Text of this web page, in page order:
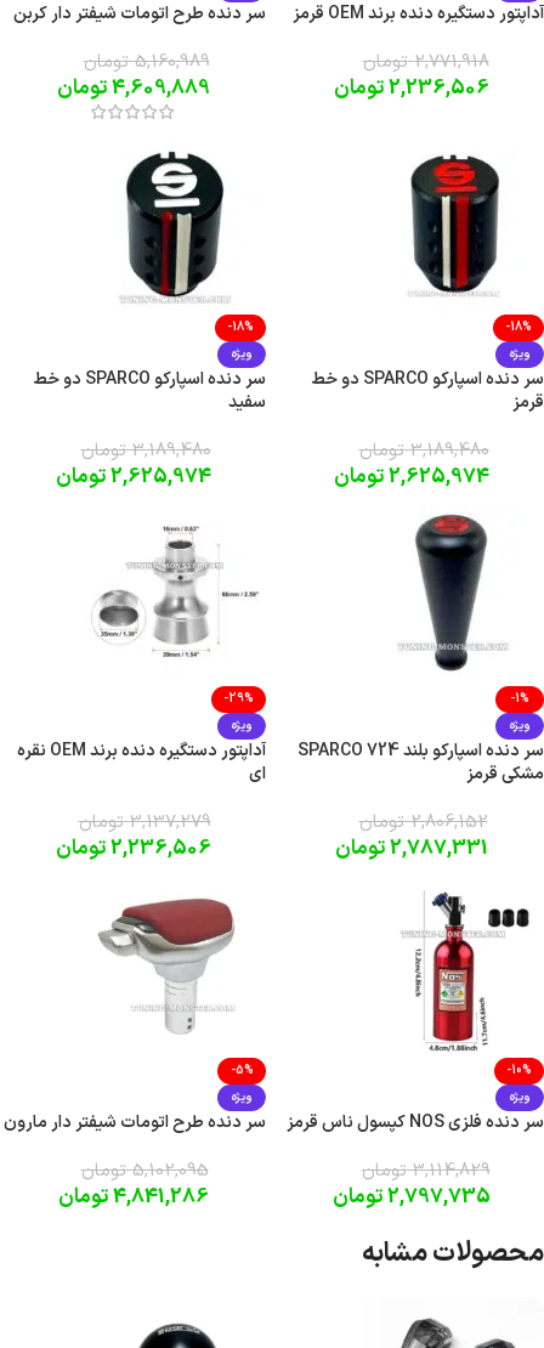
آداپتور دستگیره دنده برند OEM قرمز
2,771,918 تومان
2,236,506تومان
سر دنده طرح اتومات شیفتر دار کربن
5,160,989 تومان
4,609,889تومان
-18%
ویژه
سر دنده اسپارکو SPARCO دو خط
قرمز
3,189,480 تومان
2,625,974تومان
-18%
ویژه
سر دنده اسپارکو SPARCO دو خط
سفید
3,189,480 تومان
2,625,974تومان
-1%
ویژه
سر دنده اسپارکو بلند SPARCO 724
مشکی قرمز
2,806,152 تومان
2,787,331تومان
-29%
ویژه
آداپتور دستگیره دنده برند OEM نقره
ای
3,137,279 تومان
2,236,506تومان
-10%
ویژه
سر دنده فلزی NOS کپسول ناس قرمز
3,114,829 تومان
2,797,735تومان
-5%
ویژه
سر دنده طرح اتومات شیفتر دار مارون
5,102,095 تومان
4,841,286تومان
محصولات مشابه